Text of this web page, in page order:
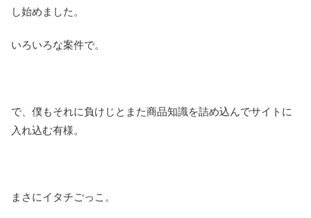
し始めました。
いろいろな案件で。
で、僕もそれに負けじとまた商品知識を詰め込んでサイトに
入れ込む有様。
まさにイタチごっこ。